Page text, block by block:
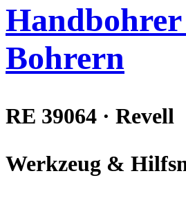
Bohrern
RE 39064 · Revell
Werkzeug &